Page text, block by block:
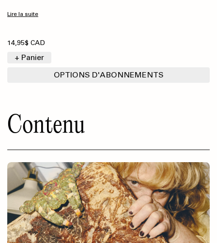
Lire la suite
14,95$ CAD
+ Panier
OPTIONS D'ABONNEMENTS
Contenu